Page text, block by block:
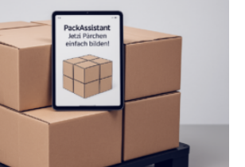
Methodik lässt sich auf alle
übertragen. Eine Falzmaschine
Job für echte Profis. Eine solche
Druckereien Broschüren, Prospekte,
mehr – mehrere Zehntausend
Je nach Maschinentyp und
Umrüsten…